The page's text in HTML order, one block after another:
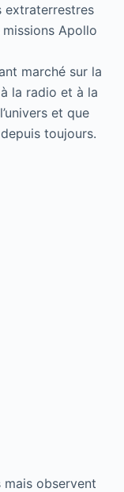
extraterrestres
Apollo
marché sur la
la radio et à la
et que
toujours.
mais observent